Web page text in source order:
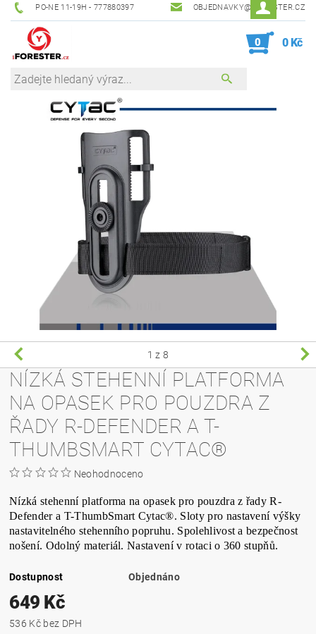
PO-NE 11-19H - 777880397 OBJEDNAVKY@IFORESTER.CZ
0 0 Kč
1 z 8
NÍZKÁ STEHENNÍ PLATFORMA
NA OPASEK PRO POUZDRA Z
ŘADY R-DEFENDER A T-
THUMBSMART CYTAC®
Neohodnoceno
Nízká stehenní platforma na opasek pro pouzdra z řady R-
Defender a T-ThumbSmart Cytac®. Sloty pro nastavení výšky
nastavitelného stehenního popruhu. Spolehlivost a bezpečnost
nošení. Odolný materiál. Nastavení v rotaci o 360 stupňů.
Dostupnost Objednáno
649 Kč
536 Kč bez DPH